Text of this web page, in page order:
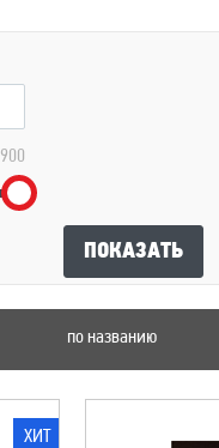
ПОКАЗАТЬ
по названию
ХИТ